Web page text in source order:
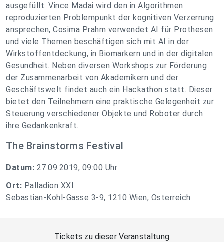
ausgefüllt: Vince Madai wird den in Algorithmen
reproduzierten Problempunkt der kognitiven Verzerrung
ansprechen, Cosima Prahm verwendet AI für Prothesen
und viele Themen beschäftigen sich mit AI in der
Wirkstoffentdeckung, in Biomarkern und in der digitalen
Gesundheit. Neben diversen Workshops zur Förderung
der Zusammenarbeit von Akademikern und der
Geschäftswelt findet auch ein Hackathon statt. Dieser
bietet den Teilnehmern eine praktische Gelegenheit zur
Steuerung verschiedener Objekte und Roboter durch
ihre Gedankenkraft.
The Brainstorms Festival
Datum: 27.09.2019, 09:00 Uhr
Ort: Palladion XXI
Sebastian-Kohl-Gasse 3-9, 1210 Wien, Österreich
Tickets zu dieser Veranstaltung